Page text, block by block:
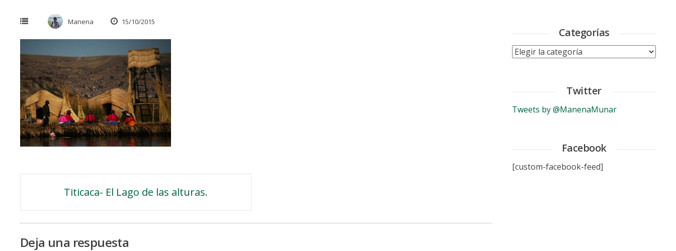
Manena 15/10/2015
Navegación
de
entradas
Titicaca- El Lago de las alturas.
Deja una respuesta
Categorías
Categorías
Twitter
Tweets by @ManenaMunar
Facebook
[custom-facebook-feed]